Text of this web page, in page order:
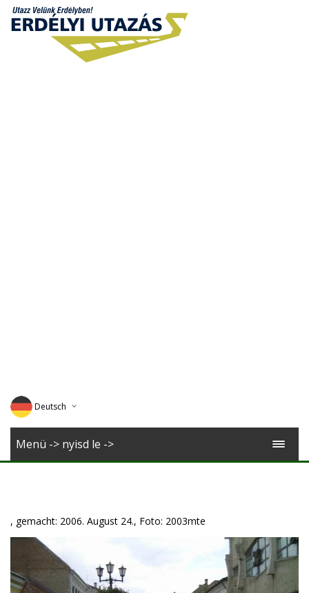
Deutsch
English
Menü -> nyisd le ->
, gemacht: 2006. August 24., Foto: 2003mte